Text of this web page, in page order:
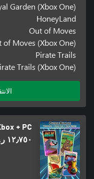
Garden (Xbox One)
HoneyLand
Out of Moves
of Moves (Xbox One)
Pirate Trails
Trails (Xbox One)
+ PC)
١٢٫٧٥٠ ر.ع.‏